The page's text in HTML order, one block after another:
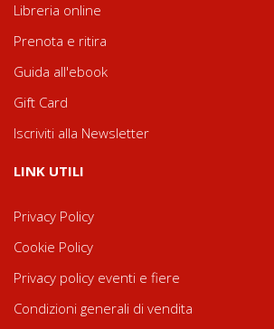
Libreria online
Prenota e ritira
Guida all'ebook
Gift Card
Iscriviti alla Newsletter
LINK UTILI
Privacy Policy
Cookie Policy
Privacy policy eventi e fiere
Condizioni generali di vendita